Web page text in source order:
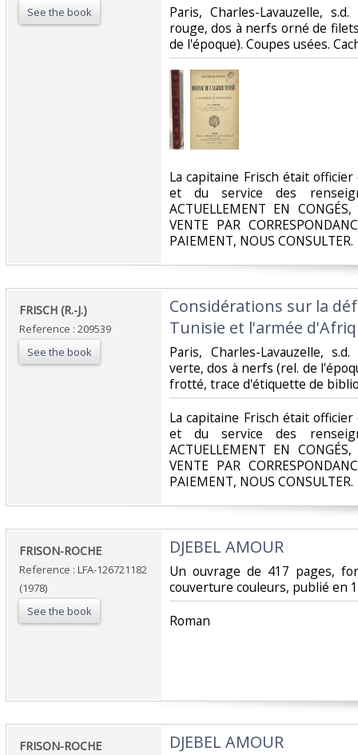
See the book
‎Paris, Charles-Lavauzelle,
rouge, dos à nerfs orné de
de l'époque). Coupes usées.
‎La capitaine Frisch était
et du service des
ACTUELLEMENT EN
VENTE PAR
PAIEMENT, NOUS CONSULTER.‎
‎FRISCH (R.-J.)‎
Reference : 209539
See the book
‎Considérations sur la
Tunisie et l'armée
‎Paris, Charles-Lavauzelle,
verte, dos à nerfs (rel. de
frotté, trace d'étiquette de
‎La capitaine Frisch était
et du service des
ACTUELLEMENT EN
VENTE PAR
PAIEMENT, NOUS CONSULTER.‎
‎FRISON-ROCHE‎
Reference : LFA-126721182
(1978)
See the book
‎DJEBEL AMOUR‎
‎Un ouvrage de 417 pages,
couverture couleurs, publié en
‎Roman‎
‎FRISON-ROCHE‎ ‎DJEBEL AMOUR‎